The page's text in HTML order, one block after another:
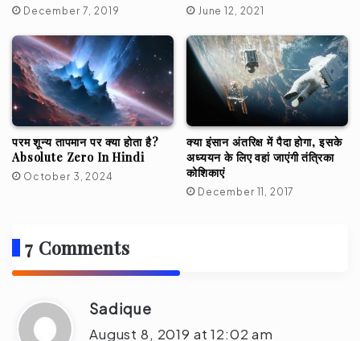
December 7, 2019 June 12, 2021
परम शून्य तापमान पर क्या होता है?
Absolute Zero In Hindi
October 3, 2024
क्या इंसान अंतरिक्ष में पैदा होगा, इसके
अध्ययन के लिए वहां जाएंगी तंत्रिका
कोशिकाएं
December 11, 2017
7 Comments
Sadique
a
August 8, 2019 at 12:02 am